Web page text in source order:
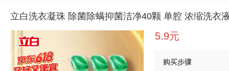
立白洗衣凝珠 除菌除螨抑菌洁净40颗 单腔 浓缩洗衣
5.9元
购买步骤